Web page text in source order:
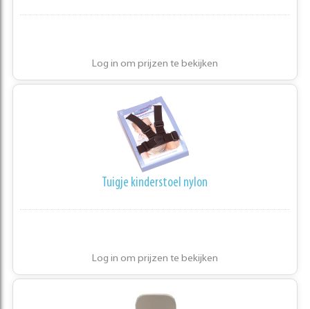
Log in om prijzen te bekijken
Tuigje kinderstoel nylon
Log in om prijzen te bekijken